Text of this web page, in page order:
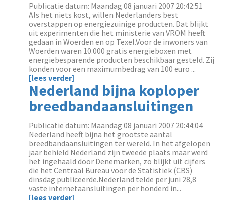
Publicatie datum: Maandag 08 januari 2007 20:42:51
Als het niets kost, willen Nederlanders best
overstappen op energiezuinige producten. Dat blijkt
uit experimenten die het ministerie van VROM heeft
gedaan in Woerden en op Texel.Voor de inwoners van
Woerden waren 10.000 gratis energieboxen met
energiebesparende producten beschikbaar gesteld. Zij
konden voor een maximumbedrag van 100 euro ...
[lees verder]
Nederland bijna koploper
breedbandaansluitingen
Publicatie datum: Maandag 08 januari 2007 20:44:04
Nederland heeft bijna het grootste aantal
breedbandaansluitingen ter wereld. In het afgelopen
jaar behield Nederland zijn tweede plaats maar werd
het ingehaald door Denemarken, zo blijkt uit cijfers
die het Centraal Bureau voor de Statistiek (CBS)
dinsdag publiceerde.Nederland telde per juni 28,8
vaste internetaansluitingen per honderd in...
[lees verder]